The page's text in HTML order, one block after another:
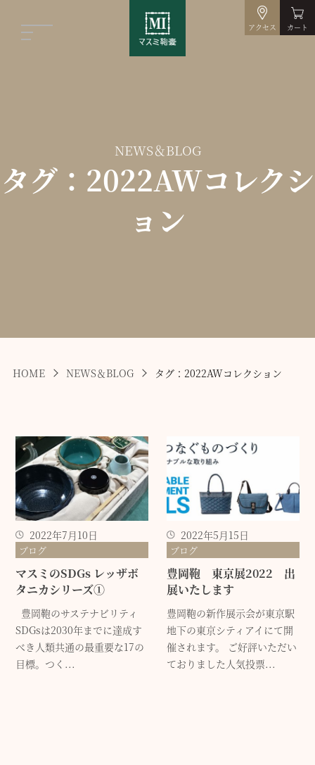
アクセス カート
NEWS＆BLOG
タグ：2022AWコレクシ
ョン
HOME NEWS＆BLOG タグ：2022AWコレクション
2022年7月10日
ブログ
マスミのSDGs レッザボ
タニカシリーズ①
豊岡鞄のサステナビリティ
SDGsは2030年までに達成す
べき人類共通の最重要な17の
目標。つく...
2022年5月15日
ブログ
豊岡鞄 東京展2022 出
展いたします
豊岡鞄の新作展示会が東京駅
地下の東京シティアイにて開
催されます。 ご好評いただい
ておりました人気投票...